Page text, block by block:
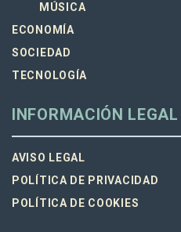
MÚSICA
ECONOMÍA
SOCIEDAD
TECNOLOGÍA
INFORMACIÓN LEGAL
AVISO LEGAL
POLÍTICA DE PRIVACIDAD
POLÍTICA DE COOKIES